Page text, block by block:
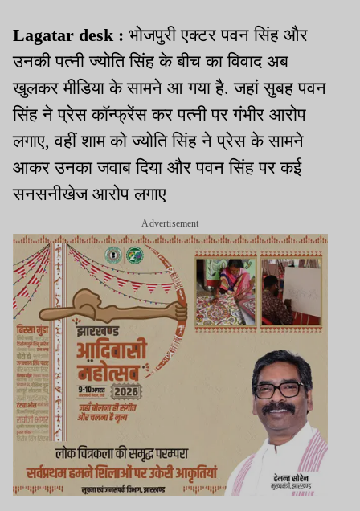
Lagatar desk : भोजपुरी एक्टर पवन सिंह और
उनकी पत्नी ज्योति सिंह के बीच का विवाद अब
खुलकर मीडिया के सामने आ गया है. जहां सुबह पवन
सिंह ने प्रेस कॉन्फ्रेंस कर पत्नी पर गंभीर आरोप
लगाए, वहीं शाम को ज्योति सिंह ने प्रेस के सामने
आकर उनका जवाब दिया और पवन सिंह पर कई
सनसनीखेज आरोप लगाए
Advertisement